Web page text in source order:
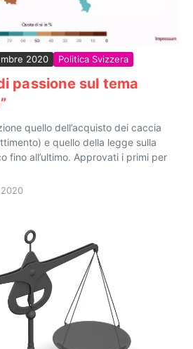
2020 Politica Svizzera
passione sul tema
quello dell’acquisto dei caccia
e quello della legge sulla
fino all’ultimo. Approvati i primi per